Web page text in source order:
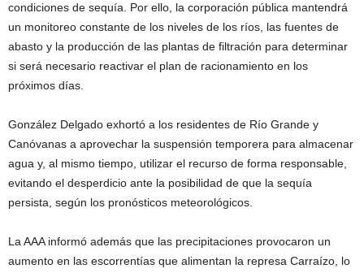
condiciones de sequía. Por ello, la corporación pública mantendrá
un monitoreo constante de los niveles de los ríos, las fuentes de
abasto y la producción de las plantas de filtración para determinar
si será necesario reactivar el plan de racionamiento en los
próximos días.
González Delgado exhortó a los residentes de Río Grande y
Canóvanas a aprovechar la suspensión temporera para almacenar
agua y, al mismo tiempo, utilizar el recurso de forma responsable,
evitando el desperdicio ante la posibilidad de que la sequía
persista, según los pronósticos meteorológicos.
La AAA informó además que las precipitaciones provocaron un
aumento en las escorrentías que alimentan la represa Carraízo, lo